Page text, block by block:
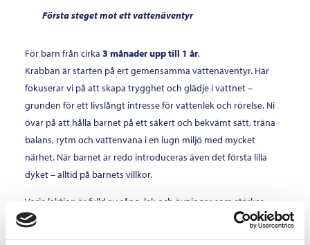
Första steget mot ett vattenäventyr
För barn från cirka 3 månader upp till 1 år.
Krabban är starten på ert gemensamma vattenäventyr. Här
fokuserar vi på att skapa trygghet och glädje i vattnet –
grunden för ett livslångt intresse för vattenlek och rörelse. Ni
övar på att hålla barnet på ett säkert och bekvämt sätt, träna
balans, rytm och vattenvana i en lugn miljö med mycket
närhet. När barnet är redo introduceras även det första lilla
dyket – alltid på barnets villkor.
Varje lektion är fylld av sång, lek och övningar som stärker
samhörigheten mellan barn och förälder.